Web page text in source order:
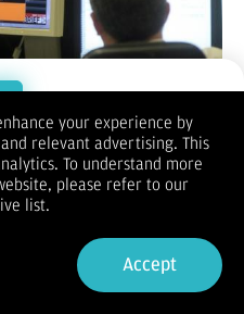
dengan pergerakan positif,
dan tren pasar Eropa yang
yang lebih optimis.
FTSE 250 mengalami
dengan latar belakang
Dupoin.
Broker
Sign in
your experience by
relevant advertising. This
To understand more
please refer to our
list.
Accept